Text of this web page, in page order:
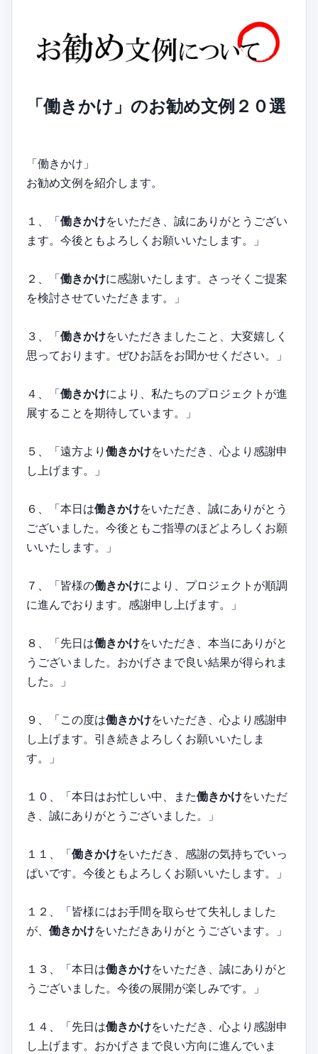
「働きかけ」のお勧め文例２０選
「働きかけ」
お勧め文例を紹介します。
１、「働きかけをいただき、誠にありがとうござい
ます。今後ともよろしくお願いいたします。」
２、「働きかけに感謝いたします。さっそくご提案
を検討させていただきます。」
３、「働きかけをいただきましたこと、大変嬉しく
思っております。ぜひお話をお聞かせください。」
４、「働きかけにより、私たちのプロジェクトが進
展することを期待しています。」
５、「遠方より 働きかけをいただき、心より感謝申
し上げます。」
６、「本日は働きかけをいただき、誠にありがとう
ございました。今後ともご指導のほどよろしくお願
いいたします。」
７、「皆様の働きかけにより、プロジェクトが順調
に進んでおります。感謝申し上げます。」
８、「先日は働きかけをいただき、本当にありがと
うございました。おかげさまで良い結果が得られま
した。」
９、「この度は働きかけをいただき、心より感謝申
し上げます。引き続きよろしくお願いいたしま
す。」
１０、「本日はお忙しい中、また働きかけをいただ
き、誠にありがとうございました。」
１１、「働きかけをいただき、感謝の気持ちでいっ
ぱいです。今後ともよろしくお願いいたします。」
１２、「皆様にはお手間を取らせて失礼しました
が、 働きかけをいただきありがとうございます。」
１３、「本日は働きかけをいただき、誠にありがと
うございました。今後の展開が楽しみです。」
１４、「先日は働きかけをいただき、心より感謝申
し上げます。おかげさまで良い方向に進んでいま